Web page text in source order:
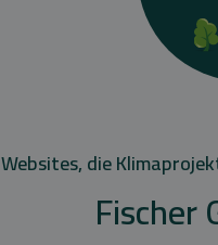
Websites, die
Fischer